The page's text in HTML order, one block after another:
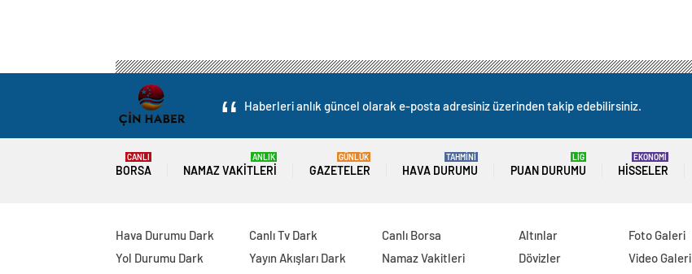
Haberleri anlık güncel olarak e-posta adresiniz üzerinden takip edebilirsiniz.
BORSA
CANLI
NAMAZ VAKITLERI
ANLIK
GAZETELER
GÜNLÜK
HAVA DURUMU
TAHMİNİ
PUAN DURUMU
LİG
HISSELER
EKONOMİ
Hava Durumu Dark
Yol Durumu Dark
Canlı Tv Dark
Yayın Akışları Dark
Canlı Borsa
Namaz Vakitleri
Altınlar
Dövizler
Foto Galeri
Video Galeri